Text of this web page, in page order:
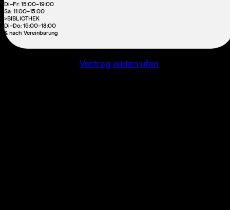
Di–Fr: 15:00–19:00
Sa: 11:00–15:00
>BIBLIOTHEK
Di–Do: 15:00–18:00
& nach Vereinbarung
Vertrag widerrufen